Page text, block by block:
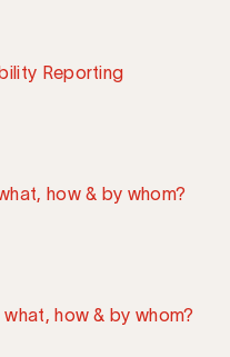
Reporting
how & by whom?
how & by whom?